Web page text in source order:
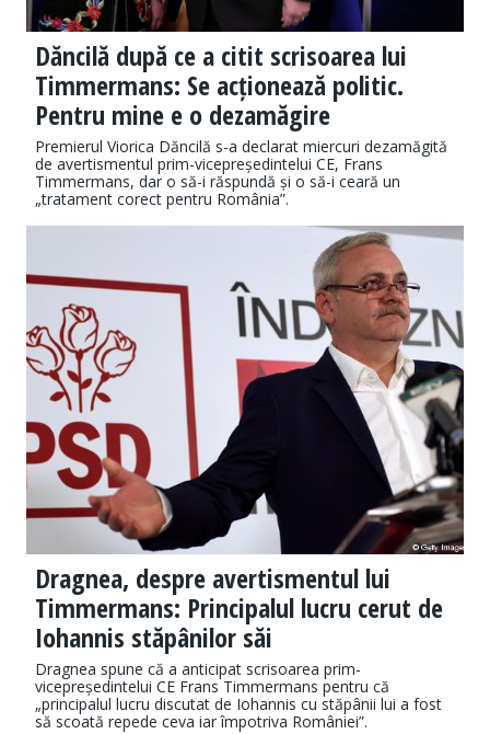
Dăncilă după ce a citit scrisoarea lui
Timmermans: Se acționează politic.
Pentru mine e o dezamăgire
Premierul Viorica Dăncilă s-a declarat miercuri dezamăgită
de avertismentul prim-vicepreședintelui CE, Frans
Timmermans, dar o să-i răspundă și o să-i ceară un
„tratament corect pentru România”.
Dragnea, despre avertismentul lui
Timmermans: Principalul lucru cerut de
Iohannis stăpânilor săi
Dragnea spune că a anticipat scrisoarea prim-
vicepreședintelui CE Frans Timmermans pentru că
„principalul lucru discutat de Iohannis cu stăpânii lui a fost
să scoată repede ceva iar împotriva României”.